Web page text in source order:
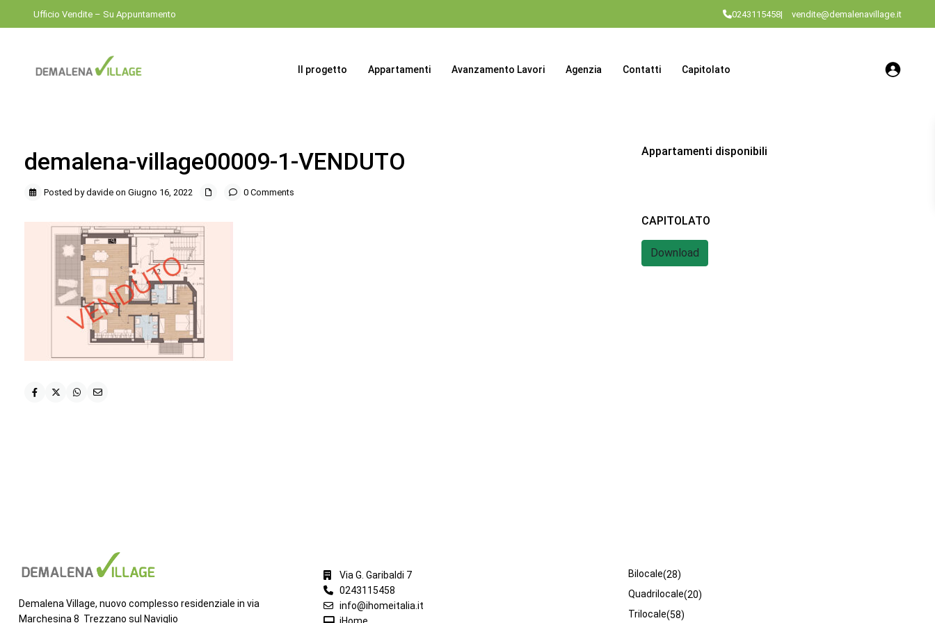
Ufficio Vendite – Su Appuntamento 0243115458| vendite@demalenavillage.it
Il progetto Appartamenti Avanzamento Lavori Agenzia Contatti Capitolato
demalena-village00009-1-VENDUTO
Posted by davide on Giugno 16, 2022 0 Comments
Appartamenti disponibili
CAPITOLATO
Download
Demalena Village, nuovo complesso residenziale in via
Marchesina 8 Trezzano sul Naviglio
Via G. Garibaldi 7
0243115458
info@ihomeitalia.it
Bilocale(28)
Quadrilocale(20)
Trilocale(58)